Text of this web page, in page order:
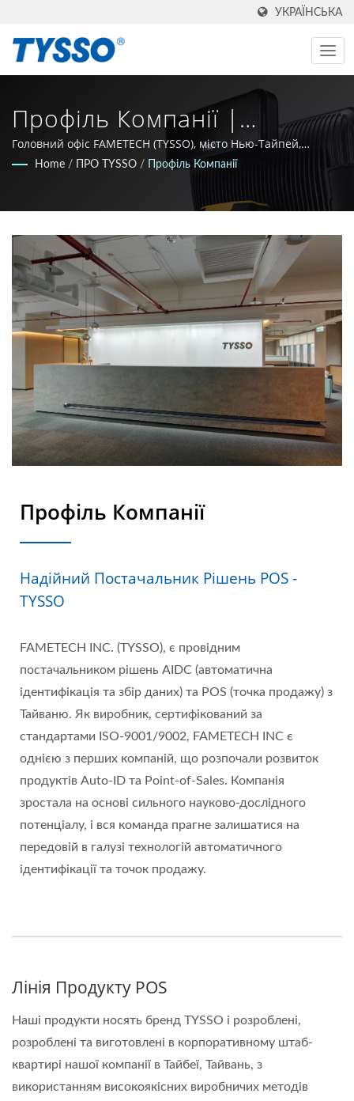
УКРАЇНСЬКА
Профіль Компанії |
Виробник AIDC Та POS З
FAMETECH INC
Головний офіс FAMETECH (TYSSO), місто Нью-Тайпей,
Тайвань.
Home / ПРО TYSSO / Профіль Компанії
Профіль Компанії
Надійний Постачальник Рішень POS -
TYSSO
FAMETECH INC. (TYSSO), є провідним
постачальником рішень AIDC (автоматична
ідентифікація та збір даних) та POS (точка продажу) з
Тайваню. Як виробник, сертифікований за
стандартами ISO-9001/9002, FAMETECH INC є
однією з перших компаній, що розпочали розвиток
продуктів Auto-ID та Point-of-Sales. Компанія
зростала на основі сильного науково-дослідного
потенціалу, і вся команда прагне залишатися на
передовій в галузі технологій автоматичного
ідентифікації та точок продажу.
Лінія Продукту POS
Наші продукти носять бренд TYSSO і розроблені,
розроблені та виготовлені в корпоративному штаб-
квартирі нашої компанії в Тайбеї, Тайвань, з
використанням високоякісних виробничих методів